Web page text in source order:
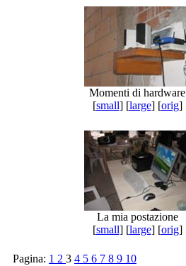
Momenti di hardware
[small] [large] [orig]
La mia postazione
[small] [large] [orig]
Pagina: 1 2 3 4 5 6 7 8 9 10